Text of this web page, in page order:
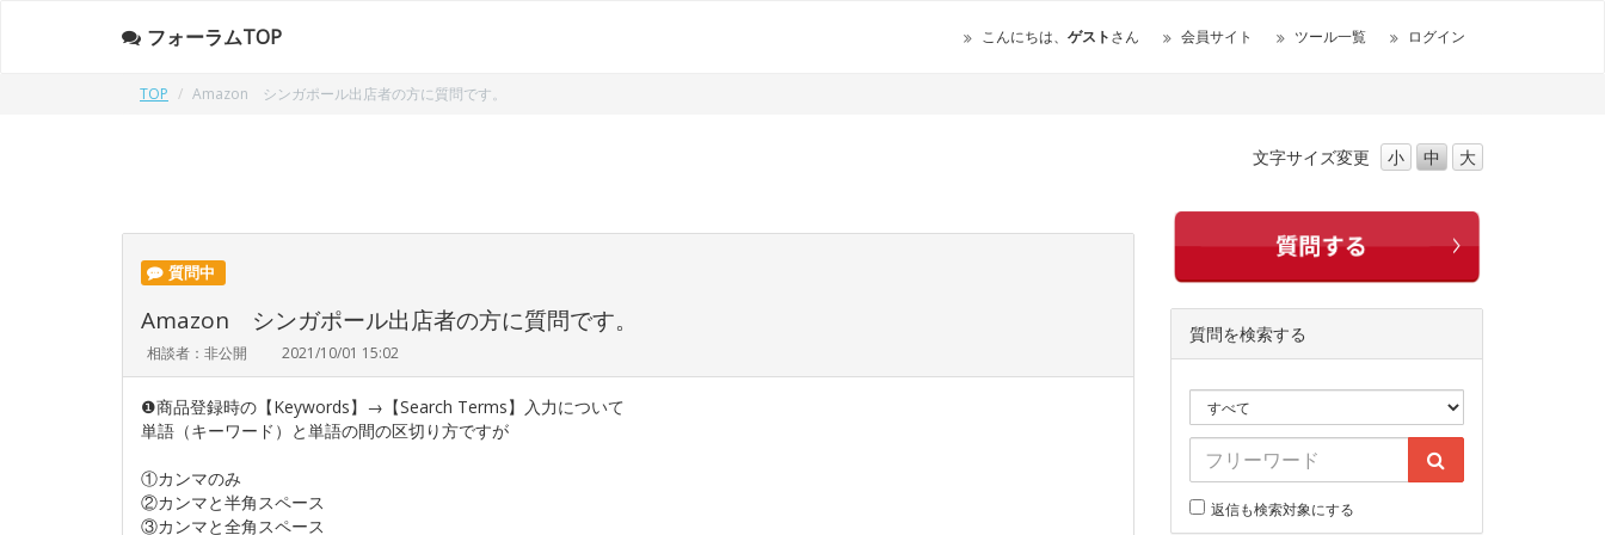
フォーラムTOP こんにちは、 ゲストさん 会員サイト ツール一覧 ログイン
TOP Amazon シンガポール出店者の方に質問です。
文字サイズ変更 小 中 大
質問中
Amazon シンガポール出店者の方に質問です。
相談者：非公開 2021/10/01 15:02
❶商品登録時の【Keywords】→【Search Terms】入力について
単語（キーワード）と単語の間の区切り方ですが
①カンマのみ
②カンマと半角スペース
③カンマと全角スペース
質問を検索する
返信も検索対象にする